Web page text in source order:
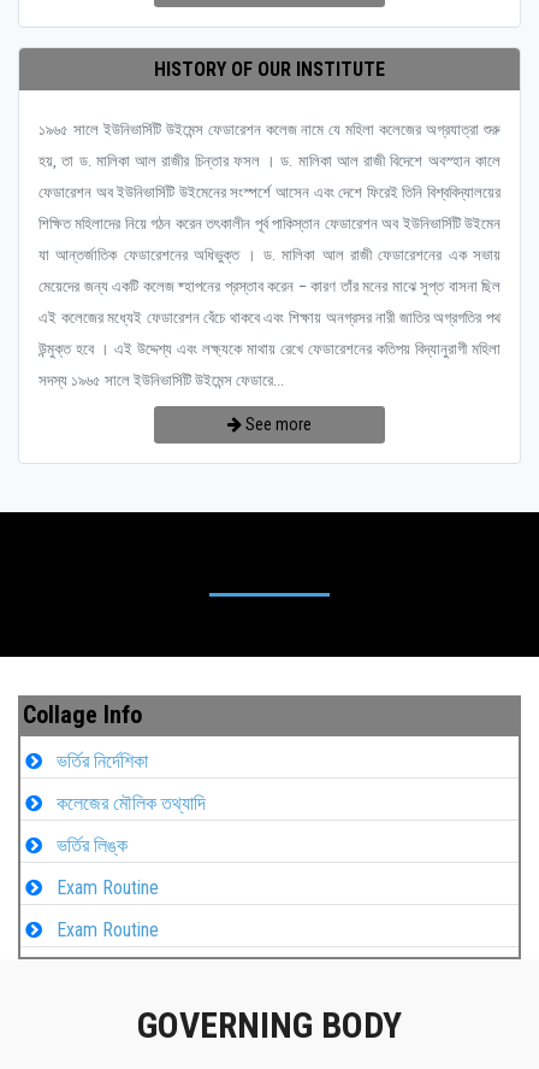
HISTORY OF OUR INSTITUTE
১৯৬৫ সালে ইউনিভার্সিটি উইমেন্স ফেডারেশন কলেজ নামে যে মহিলা কলেজের অগ্রযাত্রা শুরু
হয়, তা ড. মালিকা আল রাজীর চিন্তার ফসল । ড. মালিকা আল রাজী বিদেশে অবস্হান কালে
ফেডারেশন অব ইউনিভার্সিটি উইমেনের সংস্পর্শে আসেন এবং দেশে ফিরেই তিনি বিশ্ববিদ্যালয়ের
শিক্ষিত মহিলাদের নিয়ে গঠন করেন তৎকালীন পূর্ব পাকিস্তান ফেডারেশন অব ইউনিভার্সিটি উইমেন
যা আন্তর্জাতিক ফেডারেশনের অধিভুক্ত । ড. মালিকা আল রাজী ফেডারেশনের এক সভায়
মেয়েদের জন্য একটি কলেজ ষ্হাপনের প্রস্তাব করেন – কারণ তাঁর মনের মাঝে সুপ্ত বাসনা ছিল
এই কলেজের মধ্যেই ফেডারেশন বেঁচে থাকবে এবং শিক্ষায় অনগ্রসর নারী জাতির অগ্রগতির পথ
উন্মুক্ত হবে । এই উদ্দেশ্য এবং লক্ষ্যকে মাথায় রেখে ফেডারেশনের কতিপয় বিদ্যানুরাগী মহিলা
সদস্য ১৯৬৫ সালে ইউনিভার্সিটি উইমেন্স ফেডারে...
See more
Collage Info
ভর্তির নির্দেশিকা
কলেজের মৌলিক তথ্যাদি
ভর্তির লিঙ্ক
Exam Routine
Exam Routine
GOVERNING BODY